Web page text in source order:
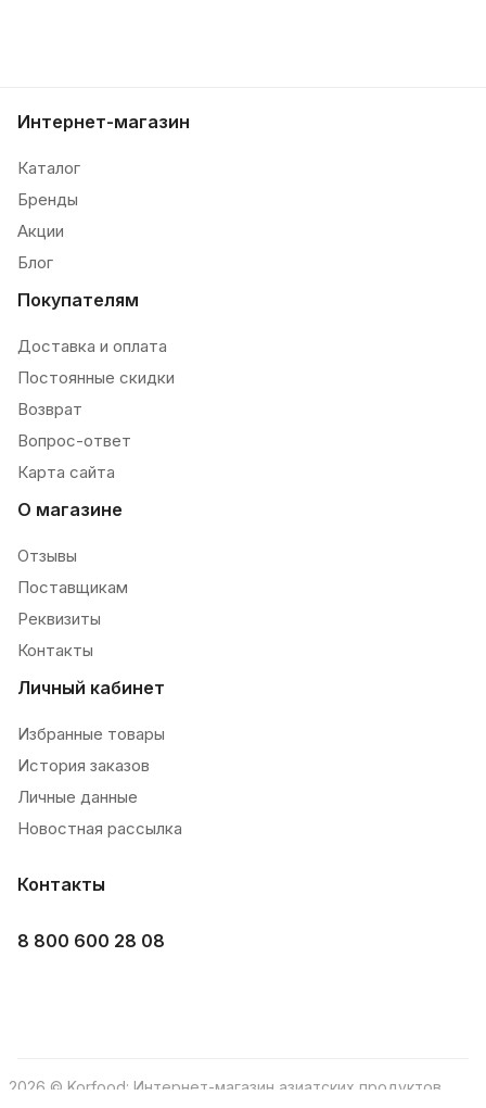
Интернет-магазин
Каталог
Бренды
Акции
Блог
Покупателям
Доставка и оплата
Постоянные скидки
Возврат
Вопрос-ответ
Карта сайта
О магазине
Отзывы
Поставщикам
Реквизиты
Контакты
Личный кабинет
Избранные товары
История заказов
Личные данные
Новостная рассылка
Контакты
8 800 600 28 08
2026 © Korfood: Интернет-магазин азиатских продуктов